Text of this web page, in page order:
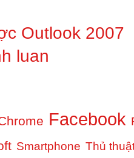
Outlook 2007
luan
Facebook
Smartphone Thủ